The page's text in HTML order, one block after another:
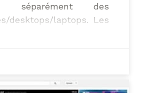
séparément des
desktops/laptops. Les
de télécharger